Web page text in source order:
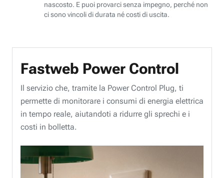
nascosto. E puoi provarci senza impegno, perché non
ci sono vincoli di durata né costi di uscita.
Fastweb Power Control
Il servizio che, tramite la Power Control Plug, ti
permette di monitorare i consumi di energia elettrica
in tempo reale, aiutandoti a ridurre gli sprechi e i
costi in bolletta.